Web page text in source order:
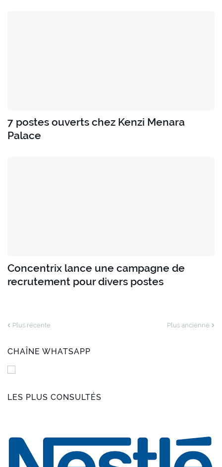
7 postes ouverts chez Kenzi Menara
Palace
Concentrix lance une campagne de
recrutement pour divers postes
Plus récente Plus ancienne
CHAÎNE WHATSAPP
LES PLUS CONSULTÉS